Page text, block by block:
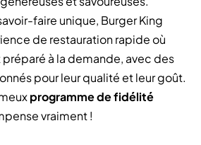
faire unique, Burger King
de restauration rapide où
à la demande, avec des
pour leur qualité et leur goût.
programme de fidélité
vraiment !